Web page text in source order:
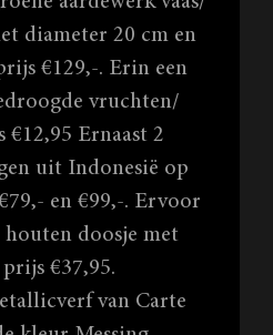
diameter 20 cm en
€129,-. Erin een
vruchten/
€12,95 Ernaast 2
uit Indonesië op
en €99,-. Ervoor
doosje met
€37,95.
van Carte